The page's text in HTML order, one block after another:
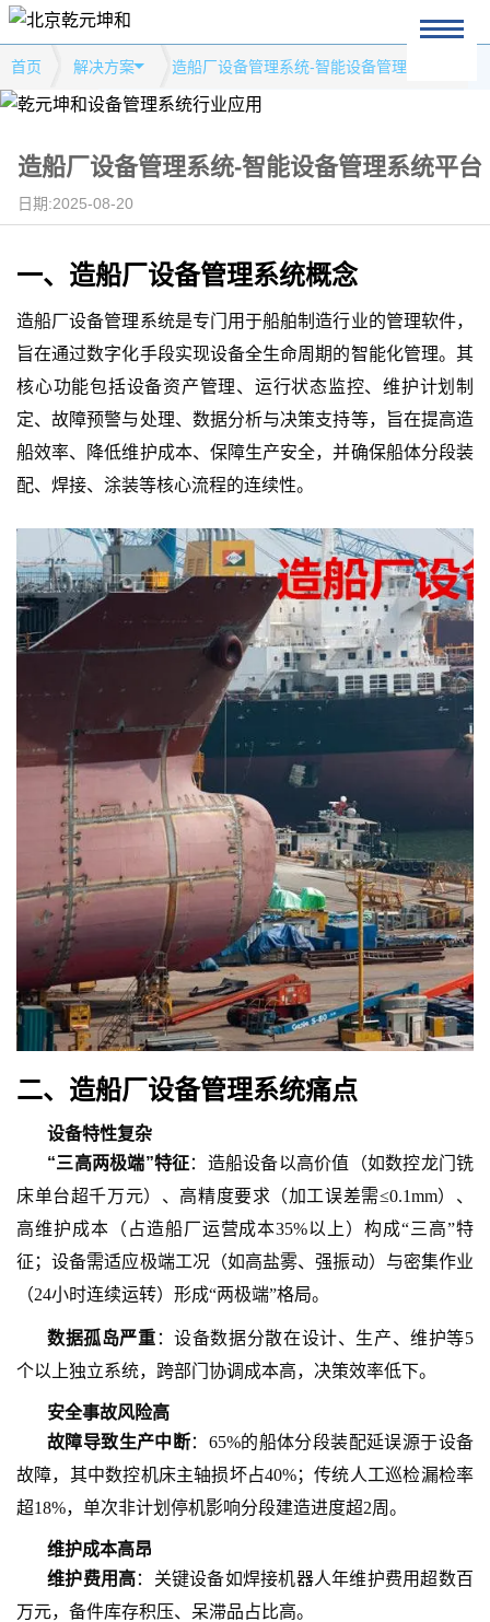
首页 解决方案 造船厂设备管理系统-智能设备管理系统平台
造船厂设备管理系统-智能设备管理系统平台
日期:2025-08-20
一、 造船厂设备管理系统概念
造船厂设备管理系统是专门用于船舶制造行业的管理软件，
旨在通过数字化手段实现设备全生命周期的智能化管理。其
核心功能包括设备资产管理、运行状态监控、维护计划制
定、故障预警与处理、数据分析与决策支持等，旨在提高造
船效率、降低维护成本、保障生产安全，并确保船体分段装
配、焊接、涂装等核心流程的连续性。
二、造船厂设备管理系统痛点
设备特性复杂
“三高两极端”特征：造船设备以高价值（如数控龙门铣
床单台超千万元）、高精度要求（加工误差需≤0.1mm）、
高维护成本（占造船厂运营成本35%以上）构成“三高”特
征；设备需适应极端工况（如高盐雾、强振动）与密集作业
（24小时连续运转）形成“两极端”格局。
数据孤岛严重 ：设备数据分散在设计、生产、维护等5
个以上独立系统，跨部门协调成本高，决策效率低下。
安全事故风险高
故障导致生产中断： 65%的船体分段装配延误源于设备
故障，其中数控机床主轴损坏占40%；传统人工巡检漏检率
超18%，单次非计划停机影响分段建造进度超2周。
维护成本高昂
维护费用高：关键设备如焊接机器人年维护费用超数百
万元，备件库存积压、呆滞品占比高。